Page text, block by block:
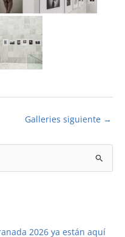
Galleries siguiente →
2026 ya están aquí